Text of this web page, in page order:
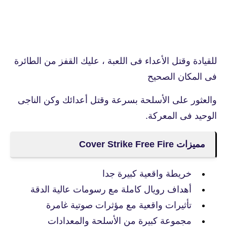
للقيادة وقتل الأعداء فى اللعبة ، عليك القفز من الطائرة
فى المكان الصحيح
والعثور على الأسلحة بسرعة وقتل أعدائك وكن الناجى
الوحيد فى المعركة.
مميزات Cover Strike Free Fire
خريطة واقعية كبيرة جدا
أهداف رويال كاملة مع رسومات عالية الدقة
تأثيرات واقعية مع مؤثرات صوتية غامرة
مجموعة كبيرة من الأسلحة والمعدادات